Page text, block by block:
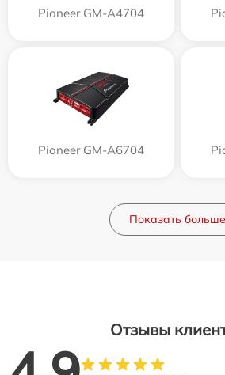
Pioneer GM-A4704
Pioneer GM-A6704
Показать больше
Отзывы